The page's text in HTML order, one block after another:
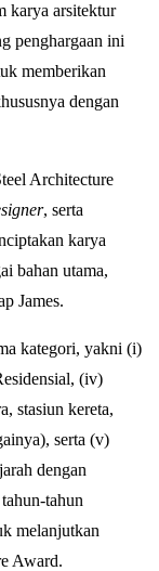
karya arsitektur
penghargaan ini
memberikan
dengan
Architecture
, serta
karya
bahan utama,
James.
kategori, yakni (i)
(iv)
stasiun kereta,
serta (v)
dengan
tahun
melanjutkan
Award.